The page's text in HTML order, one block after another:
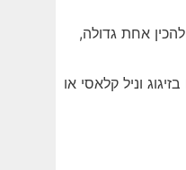
אחת גדולה,
וניל קלאסי או